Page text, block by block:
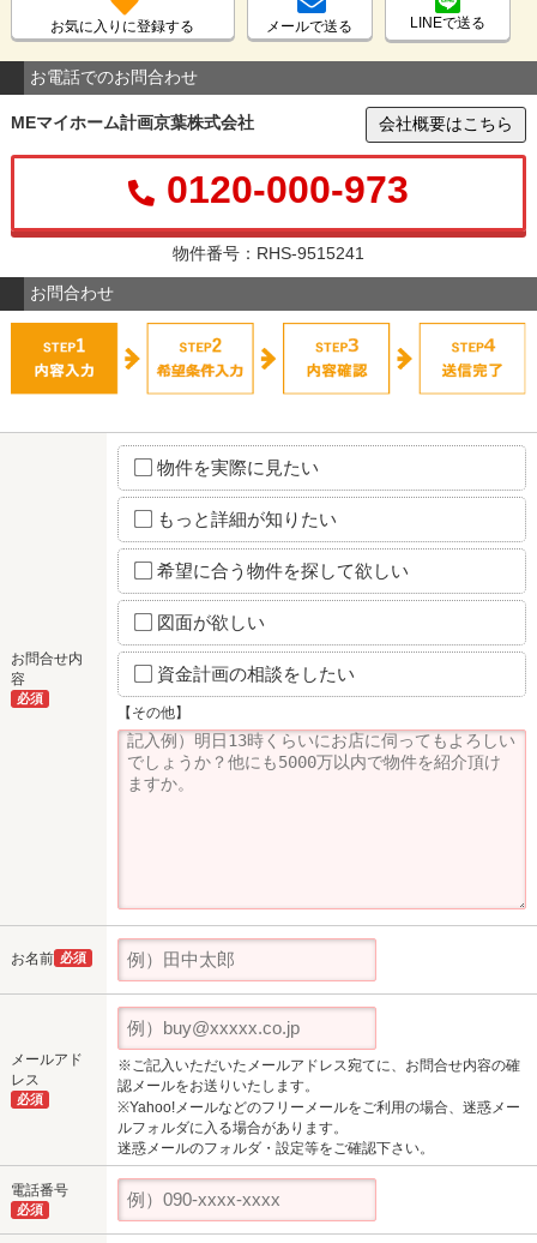
お気に入りに登録する メールで送る LINEで送る
お電話でのお問合わせ
MEマイホーム計画京葉株式会社 会社概要はこちら
0120-000-973
物件番号：RHS-9515241
お問合わせ
お問合せ内
容
必須
物件を実際に見たい
もっと詳細が知りたい
希望に合う物件を探して欲しい
図面が欲しい
資金計画の相談をしたい
【その他】
お名前 必須
メールアド
レス
必須
※ご記入いただいたメールアドレス宛てに、お問合せ内容の確
認メールをお送りいたします。
※Yahoo!メールなどのフリーメールをご利用の場合、迷惑メー
ルフォルダに入る場合があります。
迷惑メールのフォルダ・設定等をご確認下さい。
電話番号
必須